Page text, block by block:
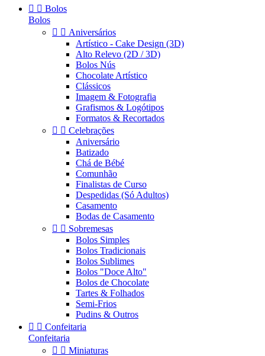
  Bolos
Bolos
  Aniversários
Artístico - Cake Design (3D)
Alto Relevo (2D / 3D)
Bolos Nús
Chocolate Artístico
Clássicos
Imagem & Fotografia
Grafismos & Logótipos
Formatos & Recortados
  Celebrações
Aniversário
Batizado
Chá de Bébé
Comunhão
Finalistas de Curso
Despedidas (Só Adultos)
Casamento
Bodas de Casamento
  Sobremesas
Bolos Simples
Bolos Tradicionais
Bolos Sublimes
Bolos "Doce Alto"
Bolos de Chocolate
Tartes & Folhados
Semi-Frios
Pudins & Outros
  Confeitaria
Confeitaria
  Miniaturas